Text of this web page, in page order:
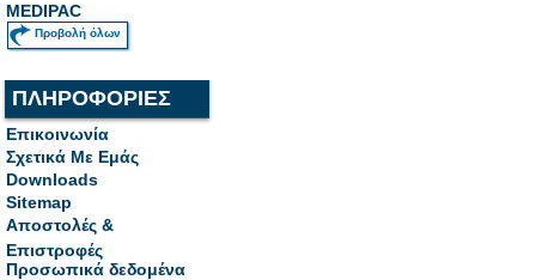
MEDIPAC
Προβολή όλων
ΠΛΗΡΟΦΟΡΙΕΣ
Επικοινωνία
Σχετικά Με Εμάς
Downloads
Sitemap
Αποστολές &
Επιστροφές
Προσωπικά δεδομένα